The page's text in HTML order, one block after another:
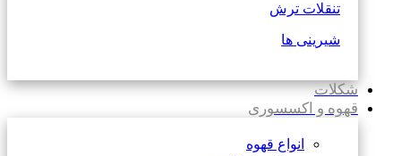
تنقلات ترش
شیرینی ها
شکلات
قهوه و اکسسوری
انواع قهوه